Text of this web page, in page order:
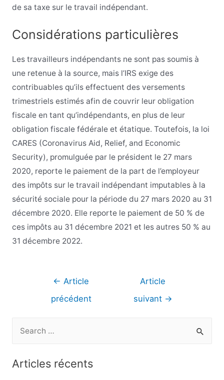
de sa taxe sur le travail indépendant.
Considérations particulières
Les travailleurs indépendants ne sont pas soumis à
une retenue à la source, mais l’IRS exige des
contribuables qu’ils effectuent des versements
trimestriels estimés afin de couvrir leur obligation
fiscale en tant qu’indépendants, en plus de leur
obligation fiscale fédérale et étatique. Toutefois, la loi
CARES (Coronavirus Aid, Relief, and Economic
Security), promulguée par le président le 27 mars
2020, reporte le paiement de la part de l’employeur
des impôts sur le travail indépendant imputables à la
sécurité sociale pour la période du 27 mars 2020 au 31
décembre 2020. Elle reporte le paiement de 50 % de
ces impôts au 31 décembre 2021 et les autres 50 % au
31 décembre 2022.
Navigation
l’article
← Article
précédent
Article
suivant →
Articles récents